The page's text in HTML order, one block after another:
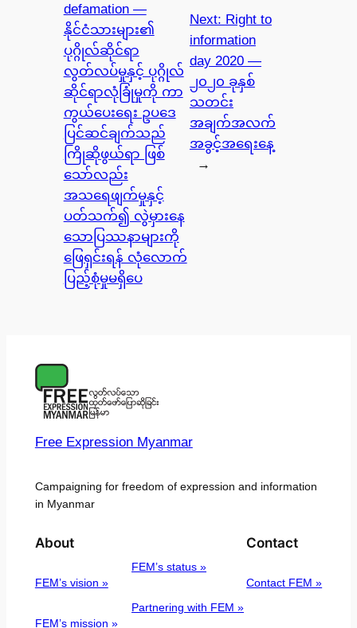
defamation —
နိုင်ငံသားများ၏
ပုဂ္ဂိုလ်ဆိုင်ရာ
လွတ်လပ်မှုနှင့် ပုဂ္ဂိုလ်
ဆိုင်ရာလုံခြုံမှုကို ကာ
ကွယ်ပေးရေး ဥပဒေ
ပြင်ဆင်ချက်သည်
ကြိုဆိုဖွယ်ရာ ဖြစ်
သော်လည်း
အသရေဖျက်မှုနှင့်
ပတ်သက်၍ လွဲမှားနေ
သောပြဿနာများကို
ဖြေရှင်းရန် လုံလောက်
ပြည့်စုံမှုမရှိပေ
Next: Right to
information
day 2020 —
၂၀၂၀ ခုနှစ်
သတင်း
အချက်အလက်
အခွင့်အရေးနေ့
→
Free Expression Myanmar
Campaigning for freedom of expression and information
in Myanmar
About
FEM’s vision »
FEM’s mission »
FEM’s status »
Partnering with FEM »
Contact
Contact FEM »